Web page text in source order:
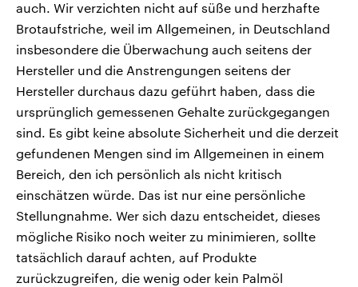
auch. Wir verzichten nicht auf süße und herzhafte
Brotaufstriche, weil im Allgemeinen, in Deutschland
insbesondere die Überwachung auch seitens der
Hersteller und die Anstrengungen seitens der
Hersteller durchaus dazu geführt haben, dass die
ursprünglich gemessenen Gehalte zurückgegangen
sind. Es gibt keine absolute Sicherheit und die derzeit
gefundenen Mengen sind im Allgemeinen in einem
Bereich, den ich persönlich als nicht kritisch
einschätzen würde. Das ist nur eine persönliche
Stellungnahme. Wer sich dazu entscheidet, dieses
mögliche Risiko noch weiter zu minimieren, sollte
tatsächlich darauf achten, auf Produkte
zurückzugreifen, die wenig oder kein Palmöl